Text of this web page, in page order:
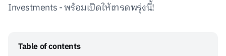
Investments - พร้อมเปิดให้เทรดพรุ่งนี้!
Table of contents